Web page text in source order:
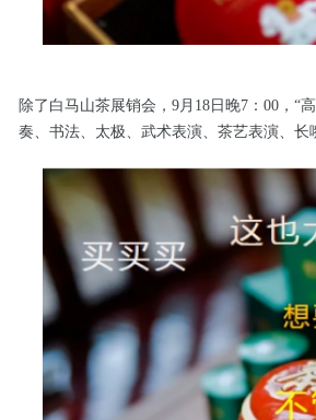
除了白马山茶展销会，9月18日晚7：00，“
奏、书法、太极、武术表演、茶艺表演、长